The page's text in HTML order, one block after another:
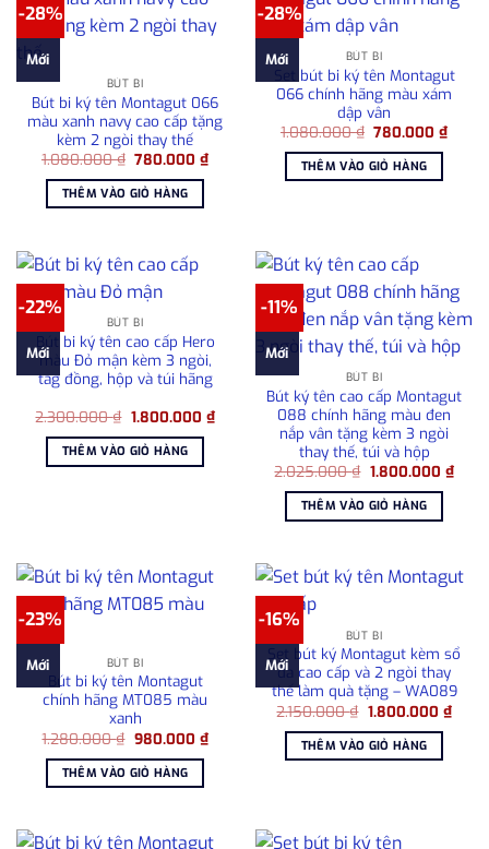
-28%
Mới
BÚT BI
Bút bi ký tên Montagut 066
màu xanh navy cao cấp tặng
kèm 2 ngòi thay thế
1.080.000₫ Giá
là:
1.080.000 ₫.
780.000₫Giá
hiện
THÊM VÀO GIỎ HÀNG
-28%
Mới BÚT BI
Set bút bi ký tên Montagut
066 chính hãng màu xám
dập vân
1.080.000₫ Giá
là:
1.080.000 ₫.
780.000₫Giá
hiện
THÊM VÀO GIỎ HÀNG
-22%
Mới
BÚT BI
Bút bi ký tên cao cấp Hero
màu Đỏ mận kèm 3 ngòi,
tag đồng, hộp và túi hãng
2.300.000₫ Giá
là:
2.300.000 ₫.
1.800.000 ₫Giá
1.800.000 ₫.
THÊM VÀO GIỎ HÀNG
-11%
Mới
BÚT BI
Bút ký tên cao cấp Montagut
088 chính hãng màu đen
nắp vân tặng kèm 3 ngòi
thay thế, túi và hộp
2.025.000₫ Giá
là:
2.025.000 ₫.
1.800.000 ₫Giá
THÊM VÀO GIỎ HÀNG
-23%
Mới BÚT BI
Bút bi ký tên Montagut
chính hãng MT085 màu
xanh
1.280.000₫ Giá
là:
1.280.000 ₫.
980.000 ₫Giá
hiện
THÊM VÀO GIỎ HÀNG
-16%
Mới
BÚT BI
Set bút ký Montagut kèm sổ
da cao cấp và 2 ngòi thay
thế làm quà tặng – WA089
2.150.000₫ Giá
là:
2.150.000 ₫.
1.800.000 ₫Giá
hiện
THÊM VÀO GIỎ HÀNG